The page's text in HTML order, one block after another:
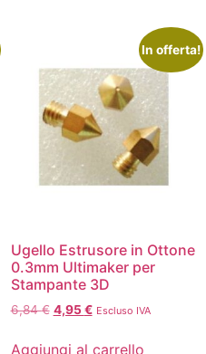
In offerta!
Ugello Estrusore in Ottone
0.3mm Ultimaker per
Stampante 3D
6,84€ 4,95€ Escluso IVA
Aggiungi al carrello